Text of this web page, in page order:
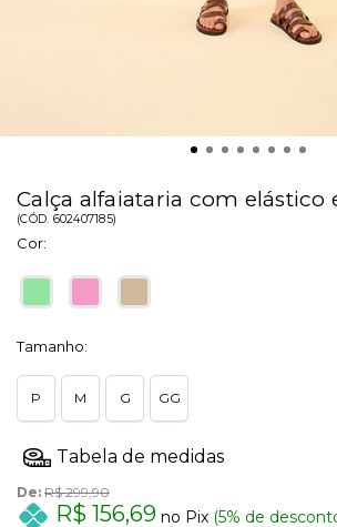
Calça alfaiataria com elástico
(CÓD. 602407185)
Cor:
Tamanho:
P M G GG
De: R$ 299,90
R$ 156,69 no Pix (5% de